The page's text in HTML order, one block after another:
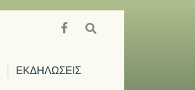
ΕΚΔΗΛΩΣΕΙΣ